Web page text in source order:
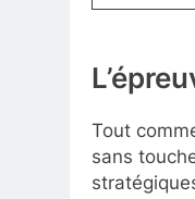
Tout
sans